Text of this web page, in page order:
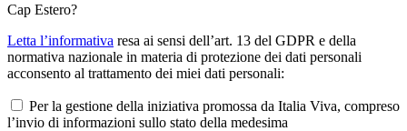
Cap Estero?
Letta l’informativa resa ai sensi dell’art. 13 del GDPR e della
normativa nazionale in materia di protezione dei dati personali
acconsento al trattamento dei miei dati personali:
Per la gestione della iniziativa promossa da Italia Viva, compreso
l’invio di informazioni sullo stato della medesima